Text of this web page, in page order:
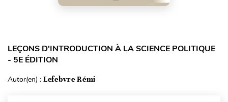
LEÇONS D'INTRODUCTION À LA SCIENCE POLITIQUE
- 5E ÉDITION
Autor(en) : Lefebvre Rémi